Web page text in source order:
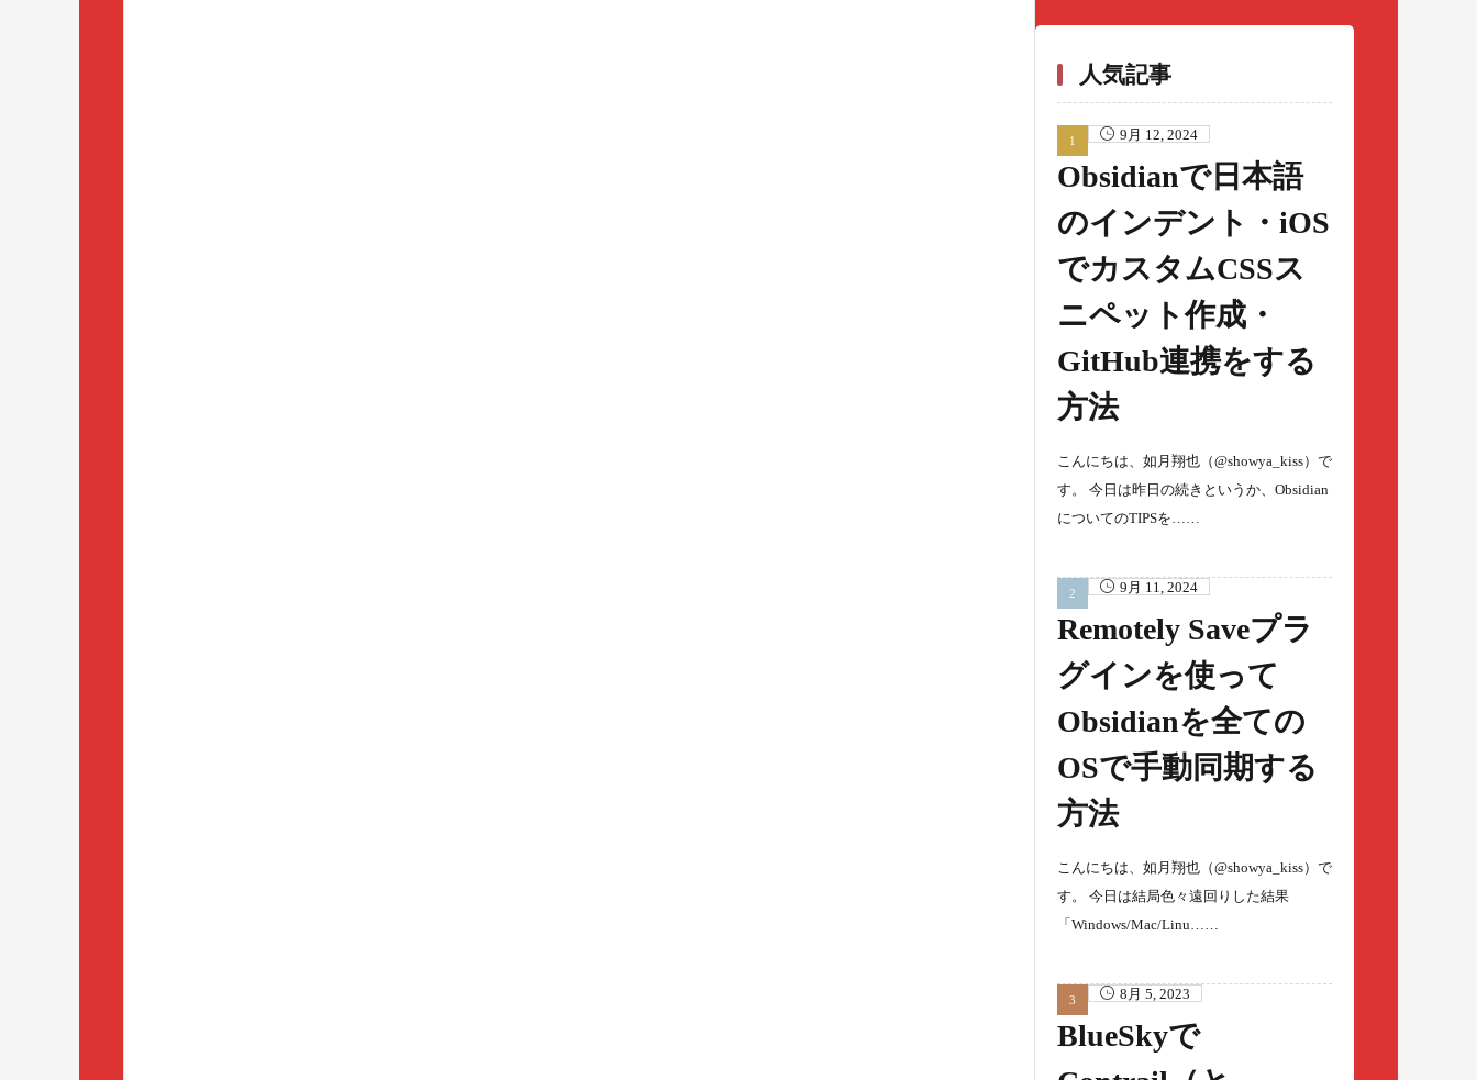
人気記事
9月 12, 2024
Obsidianで日本語
のインデント・iOS
でカスタムCSSス
ニペット作成・
GitHub連携をする
方法
こんにちは、如月翔也（@showya_kiss）で
す。 今日は昨日の続きというか、Obsidian
についてのTIPSを……
9月 11, 2024
Remotely Saveプラ
グインを使って
Obsidianを全ての
OSで手動同期する
方法
こんにちは、如月翔也（@showya_kiss）で
す。 今日は結局色々遠回りした結果
「Windows/Mac/Linu……
8月 5, 2023
BlueSkyで